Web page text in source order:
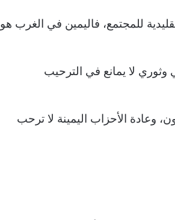
للمجتمع، فاليمين في الغرب هو
وثوري لا يمانع في الترحيب
وعادة الأحزاب اليمينة لا ترحب